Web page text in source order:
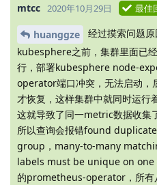
mtcc 2020年10月29日 最佳
huanggze
经过摸索问题
kubesphere之前，集群里面已
行，部署kubesphere node-
operator端口冲突，无法启动
才恢复，这样集群中就同时运
这就导致了同一metric数据收集
所以查询会报错found
group，many-to-many
labels must be unique on one
的prometheus-operator，所有